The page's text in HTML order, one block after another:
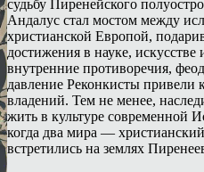
судьбу Пиренейского
Андалус стал мостом между
христианской Европой,
достижения в науке, искусстве
внутренние противоречия,
давление Реконкисты привели
владений. Тем не менее,
жить в культуре современной
когда два мира —
встретились на землях